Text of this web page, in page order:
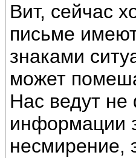
Вит, сейчас
письме
знаками
может
Нас ведут
информации
несмирение,